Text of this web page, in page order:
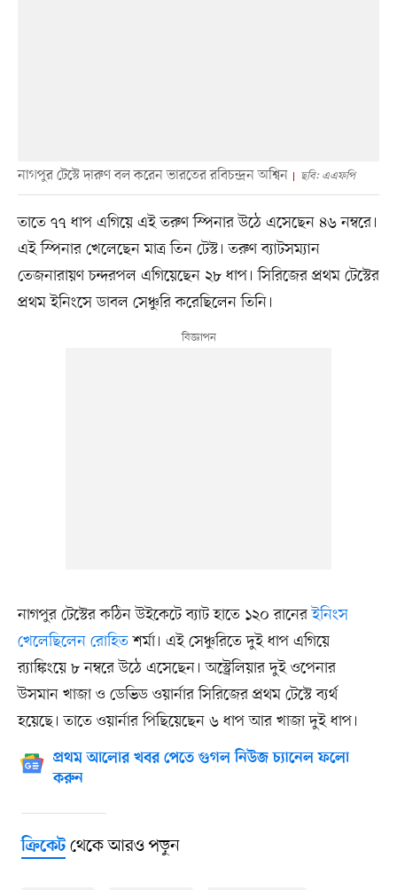
নাগপুর টেস্টে দারুণ বল করেন ভারতের রবিচন্দ্রন অশ্বিন ছবি: এএফপি
তাতে ৭৭ ধাপ এগিয়ে এই তরুণ স্পিনার উঠে এসেছেন ৪৬ নম্বরে।
এই স্পিনার খেলেছেন মাত্র তিন টেস্ট। তরুণ ব্যাটসম্যান
তেজনারায়ণ চন্দরপল এগিয়েছেন ২৮ ধাপ। সিরিজের প্রথম টেস্টের
প্রথম ইনিংসে ডাবল সেঞ্চুরি করেছিলেন তিনি।
নাগপুর টেস্টের কঠিন উইকেটে ব্যাট হাতে ১২০ রানেরইনিংস
খেলেছিলেন রোহিতশর্মা। এই সেঞ্চুরিতে দুই ধাপ এগিয়ে
র‍্যাঙ্কিংয়ে ৮ নম্বরে উঠে এসেছেন। অস্ট্রেলিয়ার দুই ওপেনার
উসমান খাজা ও ডেভিড ওয়ার্নার সিরিজের প্রথম টেস্টে ব্যর্থ
হয়েছে। তাতে ওয়ার্নার পিছিয়েছেন ৬ ধাপ আর খাজা দুই ধাপ।
প্রথম আলোর খবর পেতে গুগল নিউজ চ্যানেল ফলো
করুন
ক্রিকেটথেকে আরও পড়ুন